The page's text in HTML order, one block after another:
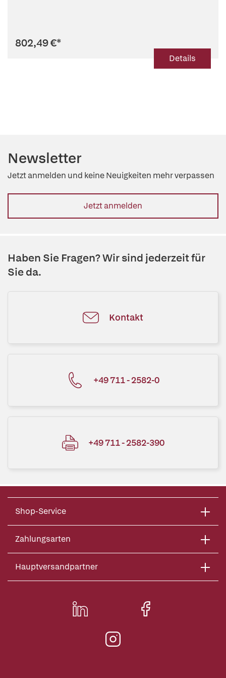
802,49 €*
Details
Newsletter
Jetzt anmelden und keine Neuigkeiten mehr verpassen
Jetzt anmelden
Haben Sie Fragen? Wir sind jederzeit für
Sie da.
Kontakt
+49 711 - 2582-0
+49 711 - 2582-390
Shop-Service
Zahlungsarten
Hauptversandpartner